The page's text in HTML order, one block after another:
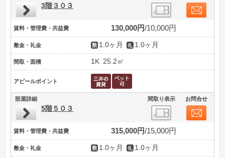
3階３０３
賃料・管理費・共益費 130,000円 10,000円
敷金・礼金 1.0ヶ月 1.0ヶ月
間取・面積 1K 25.2㎡
アピールポイント
部屋詳細 間取り表示 お問合せ
5階５０３
賃料・管理費・共益費 315,000円 15,000円
敷金・礼金 1.0ヶ月 1.0ヶ月